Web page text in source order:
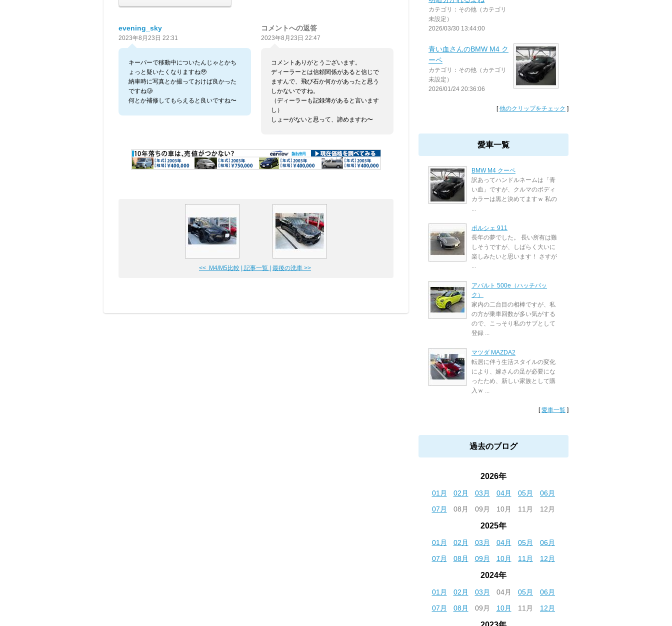
evening_sky
2023年8月23日 22:31
キーパーで移動中についたんじゃとかち
ょっと疑いたくなりますね🥹
納車時に写真とか撮っておけば良かった
ですね🥲
何とか補修してもらえると良いですね〜
コメントへの返答
2023年8月23日 22:47
コメントありがとうございます。
ディーラーとは信頼関係があると信じで
ますんで、飛び石か何かがあったと思う
しかないですね。
（ディーラーも記録簿があると言います
し）
しょーがないと思って、諦めますわ〜
<< M4/M5比較 | 記事一覧 | 最後の洗車 >>
カテゴリ：その他（カテゴリ
未設定）
2026/03/30 13:44:00
青い血さんのBMW M4 ク
ーペ
カテゴリ：その他（カテゴリ
未設定）
2026/01/24 20:36:06
[他のクリップをチェック ]
愛車一覧
BMW M4 クーペ
訳あってハンドルネームは「青
い血」ですが、クルマのボディ
カラーは黒と決めてますｗ 私の
...
ポルシェ 911
長年の夢でした。 長い所有は難
しそうですが、しばらく大いに
楽しみたいと思います！ さすが
...
アバルト 500e（ハッチバッ
ク）
家内の二台目の相棒ですが、私
の方が乗車回数が多い気がする
ので、こっそり私のサブとして
登録 ...
マツダ MAZDA2
転居に伴う生活スタイルの変化
により、嫁さんの足が必要にな
ったため、新しい家族として購
入ｗ ...
[愛車一覧 ]
過去のブログ
2026年
01月 02月 03月 04月 05月
06月
07月
08月 09月 10月 11月 12月
2025年
01月 02月 03月 04月 05月
06月
07月
08月 09月 10月 11月 12月
2024年
01月 02月 03月 04月 05月
06月
07月
08月 09月 10月 11月 12月